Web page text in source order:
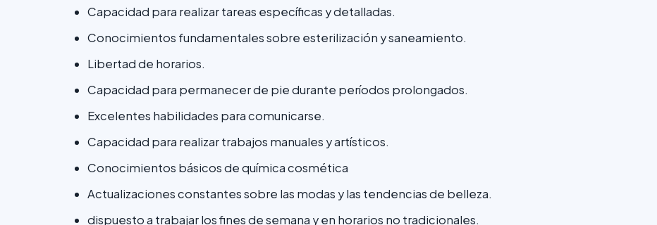
Capacidad para realizar tareas específicas y detalladas.
Conocimientos fundamentales sobre esterilización y saneamiento.
Libertad de horarios.
Capacidad para permanecer de pie durante períodos prolongados.
Excelentes habilidades para comunicarse.
Capacidad para realizar trabajos manuales y artísticos.
Conocimientos básicos de química cosmética
Actualizaciones constantes sobre las modas y las tendencias de belleza.
dispuesto a trabajar los fines de semana y en horarios no tradicionales.